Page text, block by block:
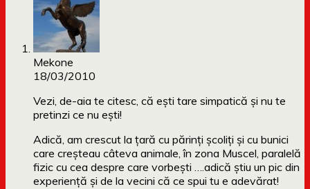
Mekone
18/03/2010
Vezi, de-aia te citesc, că ești tare simpatică și nu te
pretinzi ce nu ești!
Adică, am crescut la țară cu părinți școliți și cu bunici
care creșteau câteva animale, în zona Muscel, paralelă
fizic cu cea despre care vorbești ….adică știu un pic din
experiență și de la vecini că ce spui tu e adevărat!